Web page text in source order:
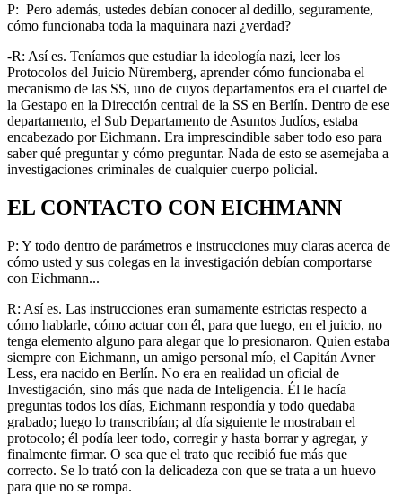
P: Pero además, ustedes debían conocer al dedillo, seguramente,
cómo funcionaba toda la maquinara nazi ¿verdad?
-R: Así es. Teníamos que estudiar la ideología nazi, leer los
Protocolos del Juicio Nüremberg, aprender cómo funcionaba el
mecanismo de las SS, uno de cuyos departamentos era el cuartel de
la Gestapo en la Dirección central de la SS en Berlín. Dentro de ese
departamento, el Sub Departamento de Asuntos Judíos, estaba
encabezado por Eichmann. Era imprescindible saber todo eso para
saber qué preguntar y cómo preguntar. Nada de esto se asemejaba a
investigaciones criminales de cualquier cuerpo policial.
EL CONTACTO CON EICHMANN
P: Y todo dentro de parámetros e instrucciones muy claras acerca de
cómo usted y sus colegas en la investigación debían comportarse
con Eichmann...
R: Así es. Las instrucciones eran sumamente estrictas respecto a
cómo hablarle, cómo actuar con él, para que luego, en el juicio, no
tenga elemento alguno para alegar que lo presionaron. Quien estaba
siempre con Eichmann, un amigo personal mío, el Capitán Avner
Less, era nacido en Berlín. No era en realidad un oficial de
Investigación, sino más que nada de Inteligencia. Él le hacía
preguntas todos los días, Eichmann respondía y todo quedaba
grabado; luego lo transcribían; al día siguiente le mostraban el
protocolo; él podía leer todo, corregir y hasta borrar y agregar, y
finalmente firmar. O sea que el trato que recibió fue más que
correcto. Se lo trató con la delicadeza con que se trata a un huevo
para que no se rompa.